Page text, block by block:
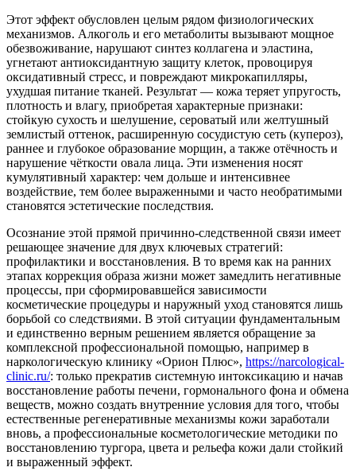
Этот эффект обусловлен целым рядом физиологических
механизмов. Алкоголь и его метаболиты вызывают мощное
обезвоживание, нарушают синтез коллагена и эластина,
угнетают антиоксидантную защиту клеток, провоцируя
оксидативный стресс, и повреждают микрокапилляры,
ухудшая питание тканей. Результат — кожа теряет упругость,
плотность и влагу, приобретая характерные признаки:
стойкую сухость и шелушение, сероватый или желтушный
землистый оттенок, расширенную сосудистую сеть (купероз),
раннее и глубокое образование морщин, а также отёчность и
нарушение чёткости овала лица. Эти изменения носят
кумулятивный характер: чем дольше и интенсивнее
воздействие, тем более выраженными и часто необратимыми
становятся эстетические последствия.
Осознание этой прямой причинно-следственной связи имеет
решающее значение для двух ключевых стратегий:
профилактики и восстановления. В то время как на ранних
этапах коррекция образа жизни может замедлить негативные
процессы, при сформировавшейся зависимости
косметические процедуры и наружный уход становятся лишь
борьбой со следствиями. В этой ситуации фундаментальным
и единственно верным решением является обращение за
комплексной профессиональной помощью, например в
наркологическую клинику «Орион Плюс», https://narcological-
clinic.ru/: только прекратив системную интоксикацию и начав
восстановление работы печени, гормонального фона и обмена
веществ, можно создать внутренние условия для того, чтобы
естественные регенеративные механизмы кожи заработали
вновь, а профессиональные косметологические методики по
восстановлению тургора, цвета и рельефа кожи дали стойкий
и выраженный эффект.